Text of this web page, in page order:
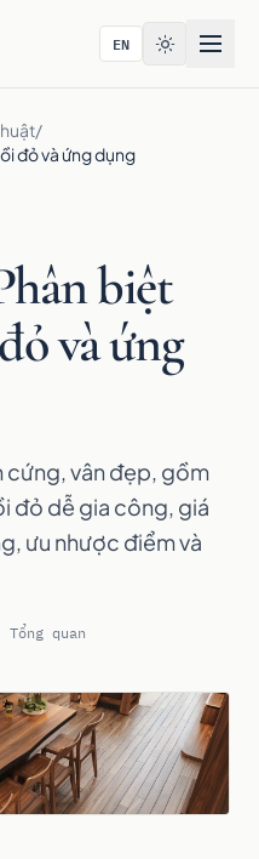
EN
/
đỏ và ứng dụng
biệt
và ứng
cứng, vân đẹp, gồm
đỏ dễ gia công, giá
ưu nhược điểm và
quan